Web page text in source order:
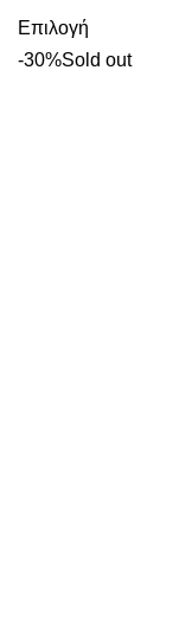
Επιλογή
-30%Sold out